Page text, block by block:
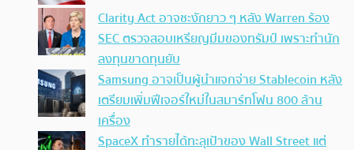
Clarity Act อาจชะงักยาว ๆ หลัง Warren ร้อง
SEC ตรวจสอบเหรียญมีมของทรัมป์ เพราะทำนัก
ลงทุนขาดทุนยับ
Samsung อาจเป็นผู้นำแจกจ่าย Stablecoin หลัง
เตรียมเพิ่มฟีเจอร์ใหม่ในสมาร์ทโฟน 800 ล้าน
เครื่อง
SpaceX ทำรายได้ทะลุเป้าของ Wall Street แต่